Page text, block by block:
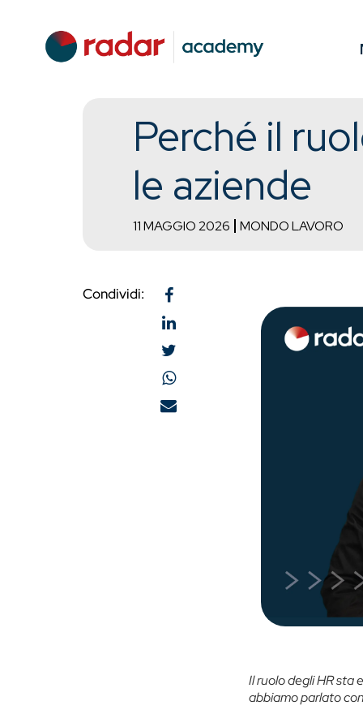
Perché il
le aziende
11 MAGGIO 2026 MONDO LAVORO
Il ruolo degli HR sta
abbiamo parlato
Condividi: